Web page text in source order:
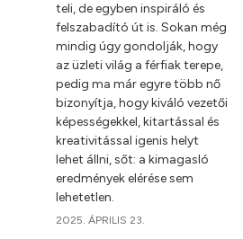
teli, de egyben inspiráló és
felszabadító út is. Sokan még
mindig úgy gondolják, hogy
az üzleti világ a férfiak terepe,
pedig ma már egyre több nő
bizonyítja, hogy kiváló vezetői
képességekkel, kitartással és
kreativitással igenis helyt
lehet állni, sőt: a kimagasló
eredmények elérése sem
lehetetlen.
2025. ÁPRILIS 23.